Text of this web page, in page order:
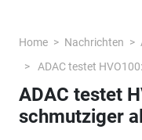
Home Nachrichten
ADAC testet
ADAC testet
schmutziger